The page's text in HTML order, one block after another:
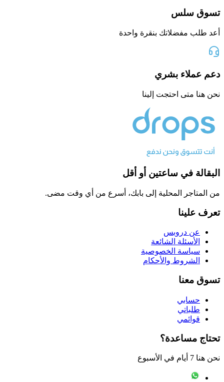
تسوق سلس
أعد طلب مفضلاتك بنقرة واحدة
دعم عملاء بشري
نحن هنا متى احتجت إلينا
البقالة في ساعتين أو أقل
من المتاجر المحلية إلى بابك، أسرع من أي وقت مضى.
تعرف علينا
عن دروبس
الأسئلة الشائعة
سياسة الخصوصية
الشروط والأحكام
تسوق معنا
حسابي
طلباتي
قوائمي
تحتاج مساعدة؟
نحن هنا 7 أيام في الأسبوع